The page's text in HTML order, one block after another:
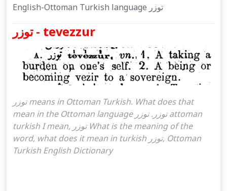
English-Ottoman Turkish language توزر
توزر - tevezzur
توزر means in Ottoman Turkish. What does that
mean in the Ottoman language توزر. توزر attoman
turkish I mean, توزر What is the meaning of the
word, what does it mean in turkish توزر, Ottoman
Turkish English Dictionary